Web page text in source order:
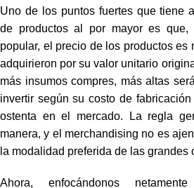
Uno de los puntos fuertes que tiene
de productos al por mayor es que,
popular, el precio de los productos es
adquirieron por su valor unitario
más insumos compres, más altas
invertir según su costo de
ostenta en el mercado. La regla
manera, y el merchandising no es
la modalidad preferida de las grandes
Ahora, enfocándonos